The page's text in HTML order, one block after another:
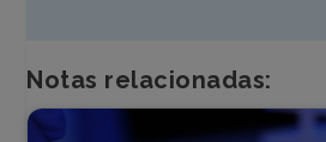
Notas relacionadas: